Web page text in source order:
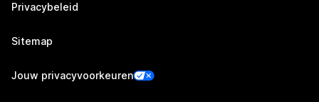
Privacybeleid
Sitemap
Jouw privacyvoorkeuren